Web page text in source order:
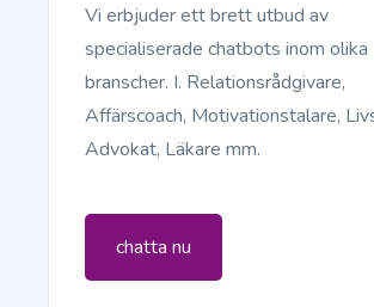
will make your product shine.
Notification messages for your apps,
mobile devices that keep users coming
Vi erbjuder ett brett utbud av
specialiserade chatbots inom olika
branscher. I. Relationsrådgivare,
Affärscoach, Motivationstalare,
Advokat, Läkare mm.
chatta nu